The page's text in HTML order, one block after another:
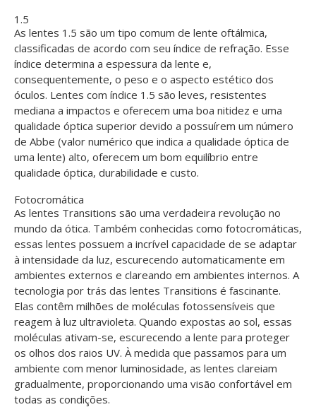
1.5
As lentes 1.5 são um tipo comum de lente oftálmica,
classificadas de acordo com seu índice de refração. Esse
índice determina a espessura da lente e,
consequentemente, o peso e o aspecto estético dos
óculos. Lentes com índice 1.5 são leves, resistentes
mediana a impactos e oferecem uma boa nitidez e uma
qualidade óptica superior devido a possuírem um número
de Abbe (valor numérico que indica a qualidade óptica de
uma lente) alto, oferecem um bom equilíbrio entre
qualidade óptica, durabilidade e custo.
Fotocromática
As lentes Transitions são uma verdadeira revolução no
mundo da ótica. Também conhecidas como fotocromáticas,
essas lentes possuem a incrível capacidade de se adaptar
à intensidade da luz, escurecendo automaticamente em
ambientes externos e clareando em ambientes internos. A
tecnologia por trás das lentes Transitions é fascinante.
Elas contêm milhões de moléculas fotossensíveis que
reagem à luz ultravioleta. Quando expostas ao sol, essas
moléculas ativam-se, escurecendo a lente para proteger
os olhos dos raios UV. À medida que passamos para um
ambiente com menor luminosidade, as lentes clareiam
gradualmente, proporcionando uma visão confortável em
todas as condições.